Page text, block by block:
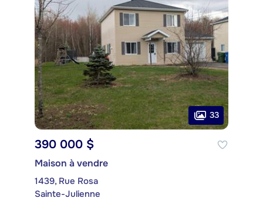
33
390 000 $
Maison à vendre
1439, Rue Rosa
Sainte-Julienne